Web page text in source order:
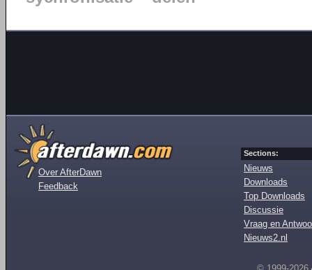
Over AfterDawn
Feedback
Sections:
Nieuws
Downloads
Top Downloads
Discussie
Vraag en
Nieuws2.nl